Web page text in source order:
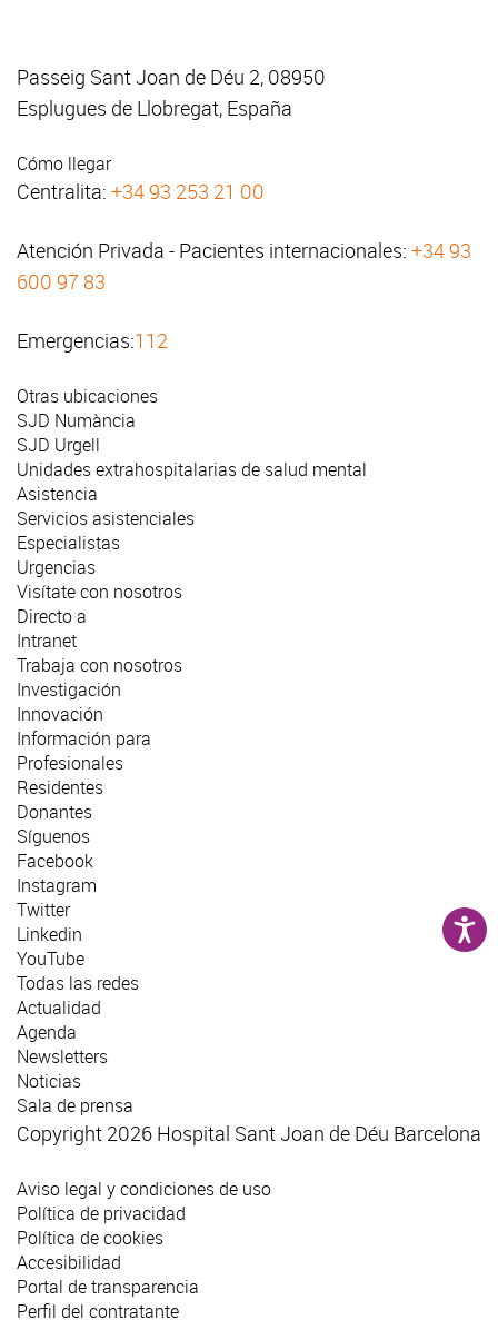
Passeig Sant Joan de Déu 2, 08950
Esplugues de Llobregat, España
Cómo llegar
Centralita: +34 93 253 21 00
Atención Privada - Pacientes internacionales: +34 93
600 97 83
Emergencias:112
Otras ubicaciones
SJD Numància
SJD Urgell
Unidades extrahospitalarias de salud mental
Asistencia
Servicios asistenciales
Especialistas
Urgencias
Visítate con nosotros
Directo a
Intranet
Trabaja con nosotros
Investigación
Innovación
Información para
Profesionales
Residentes
Donantes
Síguenos
Facebook
Instagram
Twitter
Linkedin
YouTube
Todas las redes
Actualidad
Agenda
Newsletters
Noticias
Sala de prensa
Copyright 2026 Hospital Sant Joan de Déu Barcelona
Aviso legal y condiciones de uso
Política de privacidad
Política de cookies
Accesibilidad
Portal de transparencia
Perfil del contratante